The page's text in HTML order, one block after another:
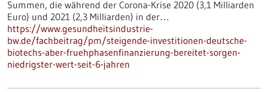
Summen, die während der Corona-Krise 2020 (3,1 Milliarden
Euro) und 2021 (2,3 Milliarden) in der…
https://www.gesundheitsindustrie-
bw.de/fachbeitrag/pm/steigende-investitionen-deutsche-
biotechs-aber-fruehphasenfinanzierung-bereitet-sorgen-
niedrigster-wert-seit-6-jahren